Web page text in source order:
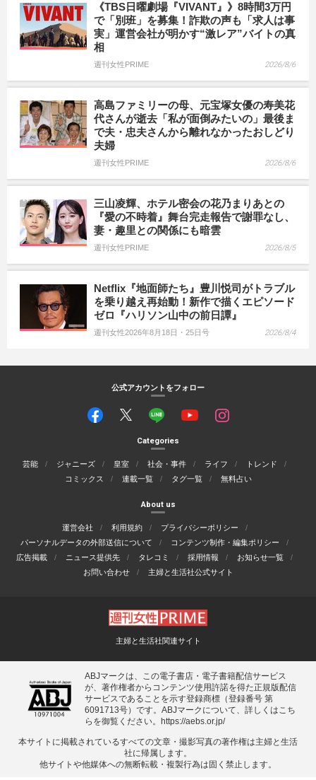
《TBS日曜劇場『VIVANT』》8時間3万円
で「別班」を募集！詐欺の声も「求人は事
実」運営会社が明かす“激レア”バイトの真
相
週刊女性PRIME 2026/8/6
高島ファミリーの母、元宝塚女優の寿美花
代さんが逝去「私が面倒みたいの」最後ま
で夫・忠夫さんから離れなかったおしどり
夫婦
週刊女性PRIME 2026/8/6
三山凌輝、ホテル密会の花乃まりあとの
『愛の不時着』舞台完走報告で謝罪なし、
妻・趣里との関係にも暗雲
週刊女性PRIME 2026/8/5
Netflix『地面師たち』豊川悦司がトラブル
を乗り越え再始動！新作で描くエピソード
ゼロ『ハリソン山中の前日譚』
週刊女性2026年8月18日・25日号 2026/8/4
公式アカウントをフォロー
Categories
芸能 ジャニーズ 皇室 社会・事件 ライフ
トレンド
コミックス
連載一覧 タグ一覧 無料占い
About us
運営会社 利用規約
プライバシーポリシー
パーソナルデータの外部送信について
コンテンツ制作・編集ポリシー
広告掲載
ニュース提供先 タレコミ 採用情報
お知らせ一覧
お問い合わせ
主婦と生活社公式サイト
主婦と生活社関連サイト
ABJマークは、この電子書店・電子書籍配信サービス
が、著作権者からコンテンツ使用許諾を得た正規版配信
サービスであることを示す登録商標（登録番号 第
6091713号）です。ABJマークについて、詳しくはこち
らを御覧ください。
https://aebs.or.jp/
本サイトに掲載されているすべての⽂章・撮影写真の著作権は主婦と⽣活
社に帰属します。
他サイトや他媒体への無断転載・複製⾏為は固く禁⽌します。